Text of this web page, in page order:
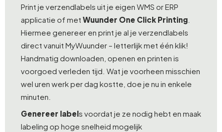
Print je verzendlabels uit je eigen WMS or ERP
applicatie of met Wuunder One Click Printing
Hiermee genereer en print je al je verzendlabels
direct vanuit MyWuunder – letterlijk met één klik!
Handmatig downloaden, openen en printen is
voorgoed verleden tijd. Wat je voorheen misschien
wel uren werk per dag kostte, doe je nu in enkele
minuten.
Genereer labels voordat je ze nodig hebt en maak
labeling op hoge snelheid mogelijk